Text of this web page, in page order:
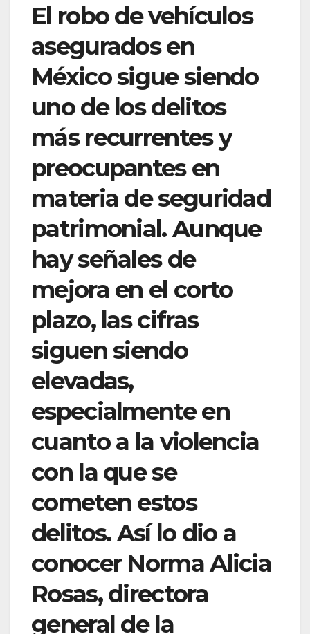
El robo de vehículos
asegurados en
México sigue siendo
uno de los delitos
más recurrentes y
preocupantes en
materia de seguridad
patrimonial. Aunque
hay señales de
mejora en el corto
plazo, las cifras
siguen siendo
elevadas,
especialmente en
cuanto a la violencia
con la que se
cometen estos
delitos. Así lo dio a
conocer Norma Alicia
Rosas, directora
general de la